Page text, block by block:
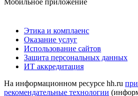
Этика и комплаенс
Оказание услуг
Использование сайтов
Защита персональных данных
ИТ аккредитация
На информационном ресурсе hh.ru
рекомендательные технологии